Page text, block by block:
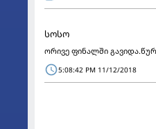
სოსო
ორივე ფინალში
5:08:42 PM 11/12/2018